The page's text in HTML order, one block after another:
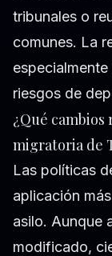
tribunales o
comunes. La
riesgos de
¿Qué
migratoria de
Las políticas
aplicación
asilo. Aunque
modificado,